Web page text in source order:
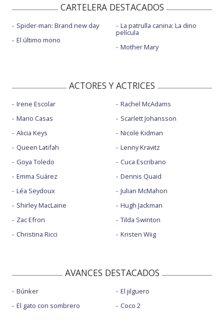
CARTELERA DESTACADOS
Spider-man: Brand new day
El último mono
La patrulla canina: La dino
película
Mother Mary
ACTORES Y ACTRICES
Irene Escolar
Mario Casas
Alicia Keys
Queen Latifah
Goya Toledo
Emma Suárez
Léa Seydoux
Shirley MacLaine
Zac Efron
Christina Ricci
Rachel McAdams
Scarlett Johansson
Nicole Kidman
Lenny Kravitz
Cuca Escribano
Dennis Quaid
Julian McMahon
Hugh Jackman
Tilda Swinton
Kristen Wiig
AVANCES DESTACADOS
Búnker
El gato con sombrero
El jilguero
Coco 2